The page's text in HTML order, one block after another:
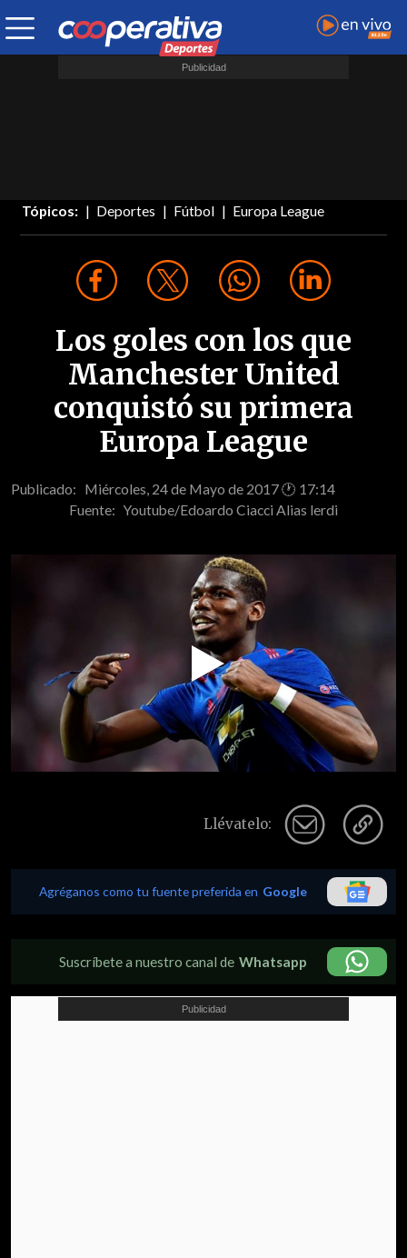
Tópicos: Deportes Fútbol Europa League
Los goles con los que
Manchester United
conquistó su primera
Europa League
Publicado: Miércoles, 24 de Mayo de 2017 🕐 17:14
Fuente: Youtube/Edoardo Ciacci Alias lerdi
Video
Llévatelo:
Agréganos como tu fuente preferida en Google
Suscríbete a nuestro canal de Whatsapp